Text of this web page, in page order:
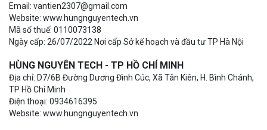
Email: vantien2307@gmail.com
Website: www.hungnguyentech.vn
Mã số thuế: 0110073138
Ngày cấp: 26/07/2022 Nơi cấp Sở kế hoạch và đầu tư TP Hà Nội
HÙNG NGUYÊN TECH - TP HỒ CHÍ MINH
Địa chỉ: D7/6B Đường Dương Đình Cúc, Xã Tân Kiên, H. Bình Chánh,
TP Hồ Chí Minh
Điện thoại: 0934616395
Website: www.hungnguyentech.vn